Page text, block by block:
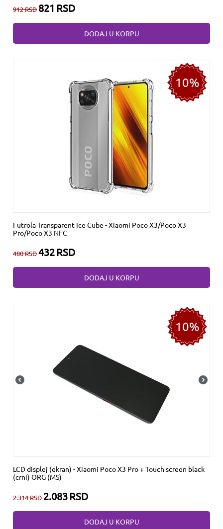
912RSD 821 RSD
DODAJ U KORPU
10%
Futrola Transparent Ice Cube - Xiaomi Poco X3/Poco X3
Pro/Poco X3 NFC
480RSD432RSD
DODAJ U KORPU
10%
LCD displej (ekran) - Xiaomi Poco X3 Pro + Touch screen black
(crni) ORG (MS)
2.314RSD 2.083RSD
DODAJ U KORPU